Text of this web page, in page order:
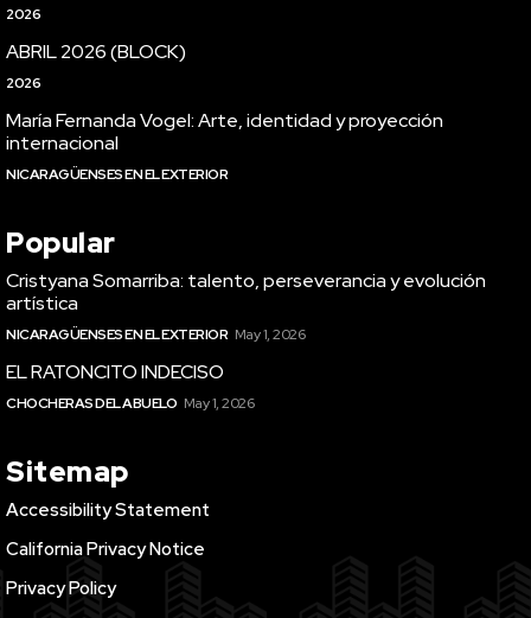
2026
ABRIL 2026 (BLOCK)
2026
María Fernanda Vogel: Arte, identidad y proyección
internacional
NICARAGÜENSES EN EL EXTERIOR
Popular
Cristyana Somarriba: talento, perseverancia y evolución
artística
NICARAGÜENSES EN EL EXTERIOR May 1, 2026
EL RATONCITO INDECISO
CHOCHERAS DEL ABUELO May 1, 2026
Sitemap
Accessibility Statement
California Privacy Notice
Privacy Policy